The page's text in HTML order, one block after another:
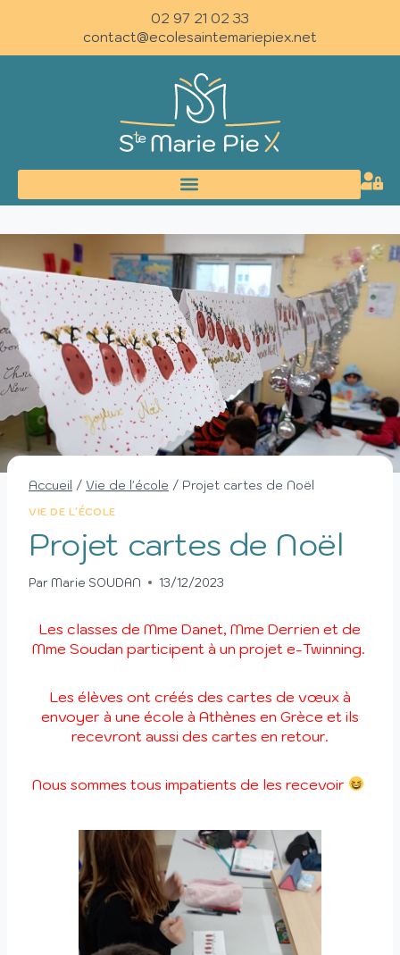
02 97 21 02 33
contact@ecolesaintemariepiex.net
Accueil / Vie de l'école / Projet cartes de Noël
VIE DE L'ÉCOLE
Projet cartes de Noël
Par Marie SOUDAN 13/12/2023
Les classes de Mme Danet, Mme Derrien et de
Mme Soudan participent à un projet e-Twinning.
Les élèves ont créés des cartes de vœux à
envoyer à une école à Athènes en Grèce et ils
recevront aussi des cartes en retour.
Nous sommes tous impatients de les recevoir